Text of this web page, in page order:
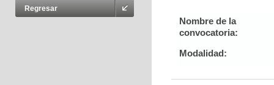
Regresar
Nombre de la
convocatoria:
Modalidad: